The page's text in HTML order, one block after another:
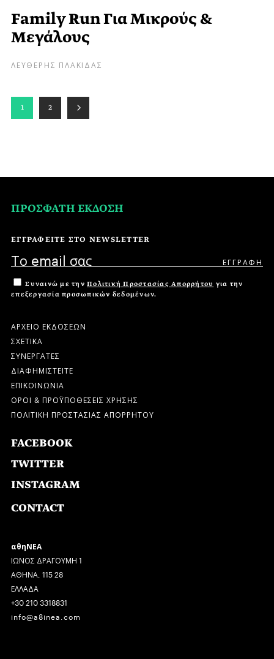
Family Run Για Μικρούς &
Μεγάλους
ΛΕΥΘΕΡΗΣ ΠΛΑΚΙΔΑΣ
1 2
ΠΡΟΣΦΑΤΗ ΕΚΔΟΣΗ
ΕΓΓΡΑΦΕΙΤΕ ΣΤΟ NEWSLETTER
Συναινώ με την Πολιτική Προστασίας Απορρήτου για την
επεξεργασία προσωπικών δεδομένων.
ΑΡΧΕΙΟ ΕΚΔΟΣΕΩΝ
ΣΧΕΤΙΚΑ
ΣΥΝΕΡΓΑΤΕΣ
ΔΙΑΦΗΜΙΣΤΕΙΤΕ
ΕΠΙΚΟΙΝΩΝΙΑ
ΟΡΟΙ & ΠΡΟΫΠΟΘΕΣΕΙΣ ΧΡΗΣΗΣ
ΠΟΛΙΤΙΚΗ ΠΡΟΣΤΑΣΙΑΣ ΑΠΟΡΡΗΤΟΥ
FACEBOOK
TWITTER
INSTAGRAM
CONTACT
αθηΝΕΑ
ΙΩΝΟΣ ΔΡΑΓΟΥΜΗ 1
ΑΘΗΝΑ, 115 28
ΕΛΛΑΔΑ
+30 210 3318831
info@a8inea.com